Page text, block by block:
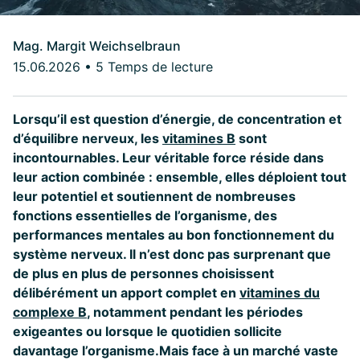
Mag. Margit Weichselbraun
15.06.2026 • 5 Temps de lecture
Lorsqu’il est question d’énergie, de concentration et
d’équilibre nerveux, les vitamines B sont
incontournables. Leur véritable force réside dans
leur action combinée : ensemble, elles déploient tout
leur potentiel et soutiennent de nombreuses
fonctions essentielles de l’organisme, des
performances mentales au bon fonctionnement du
système nerveux. Il n’est donc pas surprenant que
de plus en plus de personnes choisissent
délibérément un apport complet en vitamines du
complexe B, notamment pendant les périodes
exigeantes ou lorsque le quotidien sollicite
davantage l’organisme.Mais face à un marché vaste